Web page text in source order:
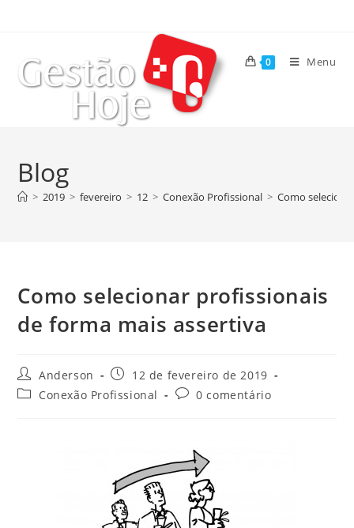
0 Menu
Blog
> 2019 > fevereiro > 12 > Conexão Profissional > Como
Como selecionar profissionais
de forma mais assertiva
Anderson
12 de fevereiro de 2019
Conexão Profissional
0 comentário